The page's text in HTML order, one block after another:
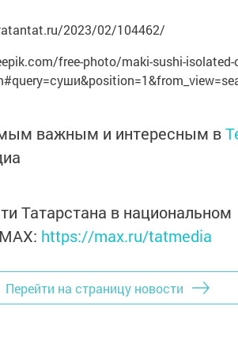
2023/02/104462/
free-photo/maki-sushi-isolated-
важным и интересным в
Татарстана в национальном
https://max.ru/tatmedia
Перейти на страницу новости